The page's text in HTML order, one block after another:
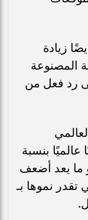
زيادة
المصنوعة
أدى إلى رد فعل من
عالميًا بنسبة
2024 و2025، وهو ما يعد أضعف
تقدر نموها بـ